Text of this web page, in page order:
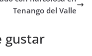
Tenango del Valle
gustar